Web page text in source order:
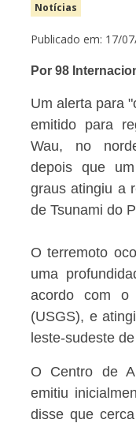
Notícias
Publicado em: 17/
Por 98
Um alerta para
emitido para
Wau, no
depois que
graus atingiu a
de Tsunami do
O terremoto
uma
acordo com o
(USGS), e
leste-sudeste
O Centro de
emitiu
disse que